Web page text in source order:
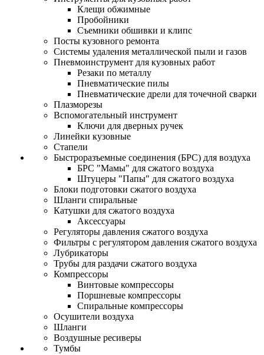
Клещи обжимные
Пробойники
Съемники обшивки и клипс
Посты кузовного ремонта
Системы удаления металлической пыли и газов
Пневмоинструмент для кузовных работ
Резаки по металлу
Пневматические пилы
Пневматические дрели для точечной сварки
Плазморезы
Вспомогательный инструмент
Ключи для дверных ручек
Линейки кузовные
Стапели
Быстроразъемные соединения (БРС) для воздуха
БРС "Мамы" для сжатого воздуха
Штуцеры "Папы" для сжатого воздуха
Блоки подготовки сжатого воздуха
Шланги спиральные
Катушки для сжатого воздуха
Аксессуары
Регуляторы давления сжатого воздуха
Фильтры с регулятором давления сжатого воздуха
Лубрикаторы
Трубы для раздачи сжатого воздуха
Компрессоры
Винтовые компрессоры
Поршневые компрессоры
Спиральные компрессоры
Осушители воздуха
Шланги
Воздушные ресиверы
Тумбы